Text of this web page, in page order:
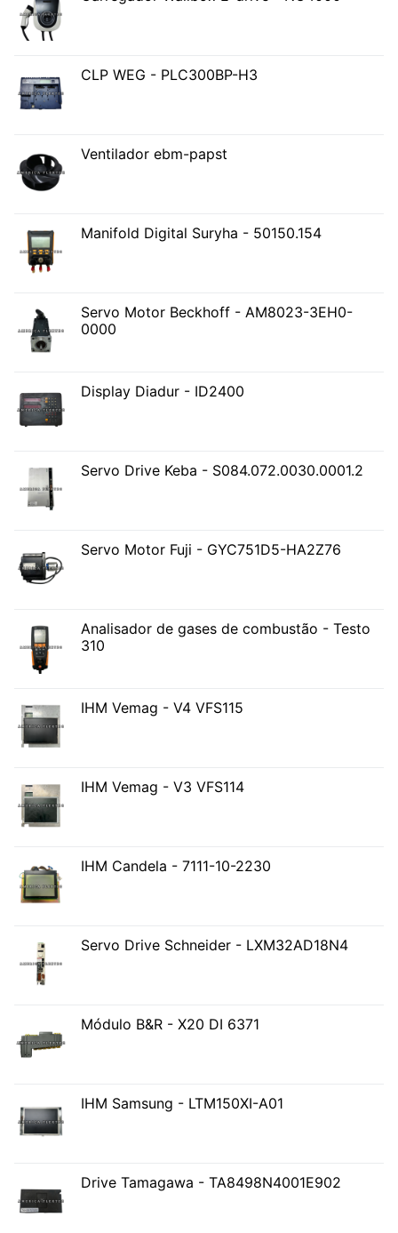
CLP WEG - PLC300BP-H3
Ventilador ebm-papst
Manifold Digital Suryha - 50150.154
Servo Motor Beckhoff - AM8023-3EH0-
0000
Display Diadur - ID2400
Servo Drive Keba - S084.072.0030.0001.2
Servo Motor Fuji - GYC751D5-HA2Z76
Analisador de gases de combustão - Testo
310
IHM Vemag - V4 VFS115
IHM Vemag - V3 VFS114
IHM Candela - 7111-10-2230
Servo Drive Schneider - LXM32AD18N4
Módulo B&R - X20 DI 6371
IHM Samsung - LTM150XI-A01
Drive Tamagawa - TA8498N4001E902